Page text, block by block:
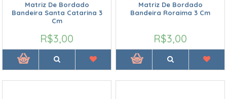
Matriz De Bordado
Bandeira Santa Catarina 3
Cm
R$3,00
Matriz De Bordado
Bandeira Roraima 3 Cm
R$3,00